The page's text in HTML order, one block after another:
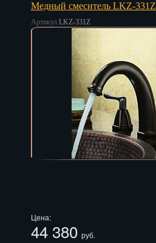
Медный смеситель LKZ-331Z
Артикул LKZ-331Z
Цена:
44 380 руб.